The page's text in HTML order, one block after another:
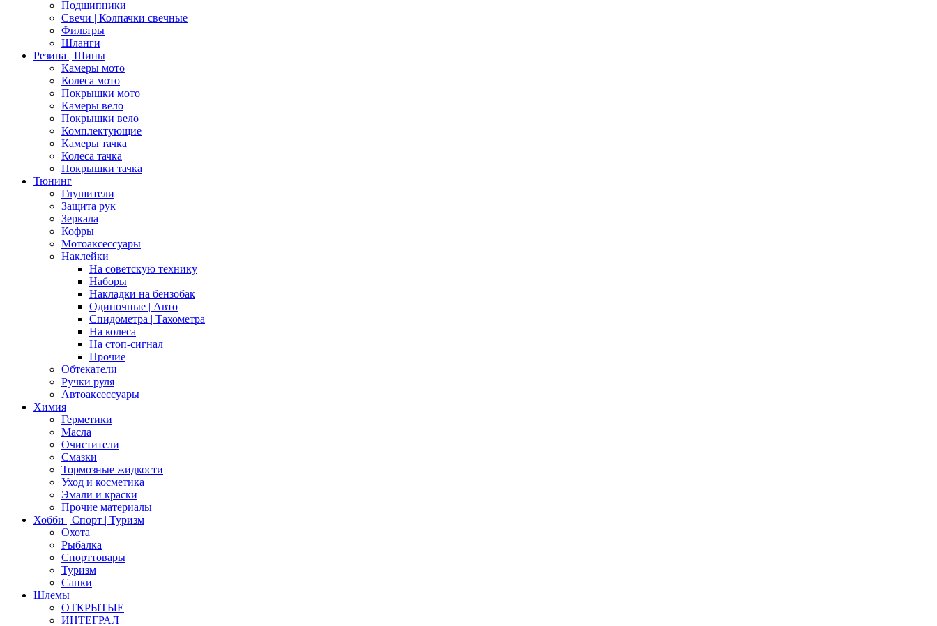
Подшипники
Свечи | Колпачки свечные
Фильтры
Шланги
Резина | Шины
Камеры мото
Колеса мото
Покрышки мото
Камеры вело
Покрышки вело
Комплектующие
Камеры тачка
Колеса тачка
Покрышки тачка
Тюнинг
Глушители
Защита рук
Зеркала
Кофры
Мотоаксессуары
Наклейки
На советскую технику
Наборы
Накладки на бензобак
Одиночные | Авто
Спидометра | Тахометра
На колеса
На стоп-сигнал
Прочие
Обтекатели
Ручки руля
Автоаксессуары
Химия
Герметики
Масла
Очистители
Смазки
Тормозные жидкости
Уход и косметика
Эмали и краски
Прочие материалы
Хобби | Cпорт | Туризм
Охота
Рыбалка
Спорттовары
Туризм
Санки
Шлемы
ОТКРЫТЫЕ
ИНТЕГРАЛ